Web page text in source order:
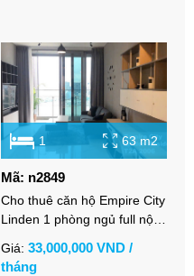
1 63 m2
Mã: n2849
Cho thuê căn hộ Empire City
Linden 1 phòng ngủ full nội
Giá: 33,000,000 VND /
tháng